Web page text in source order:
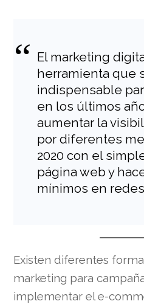
El marketing
herramienta que
indispensable
en los últimos
aumentar la
por diferentes
2020 con el
página web y
mínimos en
Existen diferentes
marketing para
implementar el e-